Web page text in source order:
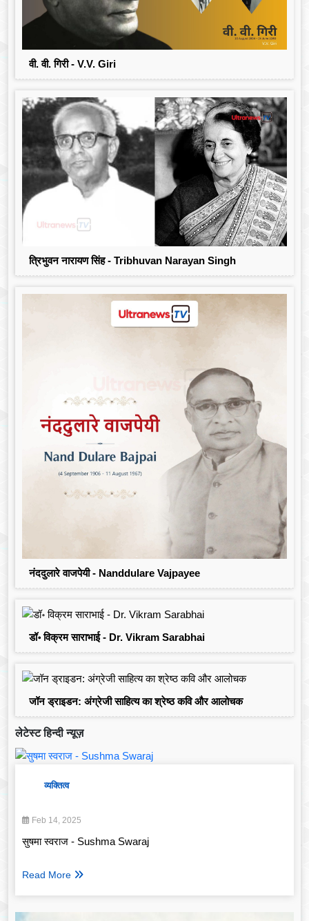
वी. वी. गिरी - V.V. Giri
त्रिभुवन नारायण सिंह - Tribhuvan Narayan Singh
नंददुलारे वाजपेयी - Nanddulare Vajpayee
डॉ॰ विक्रम साराभाई - Dr. Vikram Sarabhai
जॉन ड्राइडन: अंग्रेजी साहित्य का श्रेष्ठ कवि और आलोचक
लेटेस्ट हिन्दी न्यूज़
व्यक्तित्व
Feb 14, 2025
सुषमा स्वराज - Sushma Swaraj
Read More